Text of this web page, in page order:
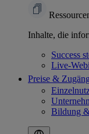
Inhalte, die
Success
Live-
Preise &
Bildung